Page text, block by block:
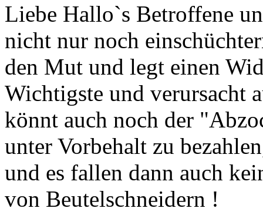
Liebe Hallo`s Betroffene
nicht nur noch
den Mut und legt einen
Wichtigste und verursacht
könnt auch noch der
unter Vorbehalt zu
und es fallen dann auch
von Beutelschneidern !